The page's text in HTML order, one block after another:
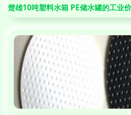
楚雄10吨塑料水箱 PE储水罐的工业